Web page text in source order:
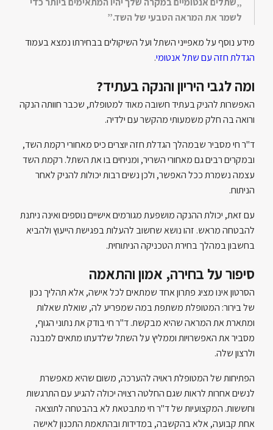
לשמר את המראה הטבעי של השד.”
מידע נוסף על מאפייני השתל ועל השיקולים בבחירתו נמצא בעמוד
הגדלת חזה עם שתל אנטומי.
ומה לגבי היריון והנקה בעתיד?
האפשרות להניק בעתיד חשובה מאוד למטופלת, שכבר חוותה הנקה
ורואה בה חלק משמעותי מהקשר עם ילדיה.
ד"ר חי מסביר שבמהלך הגדלת חזה יוצרים כיס מאחורי רקמת השד,
ובמקרים רבים גם מאחורי השריר, ומניחים בו את השתל. רקמת השד
עצמה נשמרת ככל האפשר, ולכן נשים רבות יכולות להניק לאחר
הניתוח.
עם זאת, יכולת ההנקה מושפעת מגורמים אישיים נוספים ואינה ניתנת
להבטחה מראש. זהו נושא שחשוב להעלות בפגישת הייעוץ ולהביא
בחשבון במהלך בחירת הטכניקה הניתוחית.
סיפור על בחירה, אמון והתאמה
הסרטון אינו מציג פתרון אחד שמתאים לכל אישה, אלא תהליך נכון
של בירור: המטופלת משתפת במה שמפריע לה, שואלת שאלות
ומתארת את המראה שהיא מבקשת. ד"ר חי בודק את נתוני הגוף,
מסביר את האפשרויות וממליץ על השתל שלדעתו מתאים למבנה
ולרצון שלה.
הפתיחות של המטופלת ראויה להערכה, משום שהיא מאפשרת
לנשים אחרות לראות שגם החלטה רצויה יכולה להגיע עם התרגשות
וחששות. המקצועיות של ד"ר חי מתבטאת לא בהבטחה לתוצאה
אחת קבועה, אלא בהקשבה, במדידות ובהתאמת התכנון לאישה